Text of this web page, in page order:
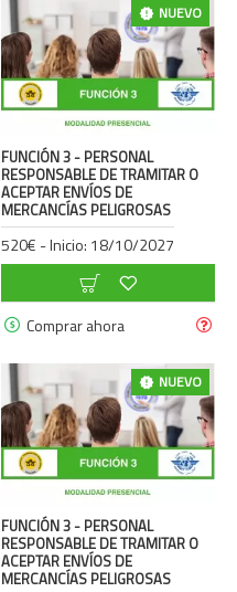
NUEVO
FUNCIÓN 3 - PERSONAL
RESPONSABLE DE TRAMITAR O
ACEPTAR ENVÍOS DE
MERCANCÍAS PELIGROSAS
520€ - Inicio: 18/10/2027
Comprar ahora
NUEVO
FUNCIÓN 3 - PERSONAL
RESPONSABLE DE TRAMITAR O
ACEPTAR ENVÍOS DE
MERCANCÍAS PELIGROSAS